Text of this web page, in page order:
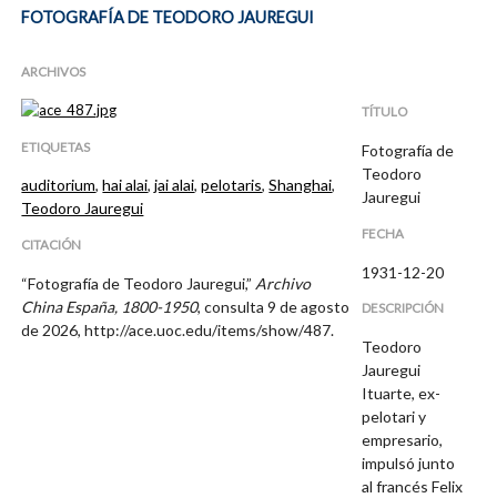
FOTOGRAFÍA DE TEODORO JAUREGUI
ARCHIVOS
ETIQUETAS
auditorium,hai alai,jai alai,pelotaris,Shanghai,
Teodoro Jauregui
CITACIÓN
“Fotografía de Teodoro Jauregui,” Archivo
China España, 1800-1950, consulta 9 de agosto
de 2026,http://ace.uoc.edu/items/show/487.
TÍTULO
Fotografía de
Teodoro
Jauregui
FECHA
1931-12-20
DESCRIPCIÓN
Teodoro
Jauregui
Ituarte, ex-
pelotari y
empresario,
impulsó junto
al francés Felix